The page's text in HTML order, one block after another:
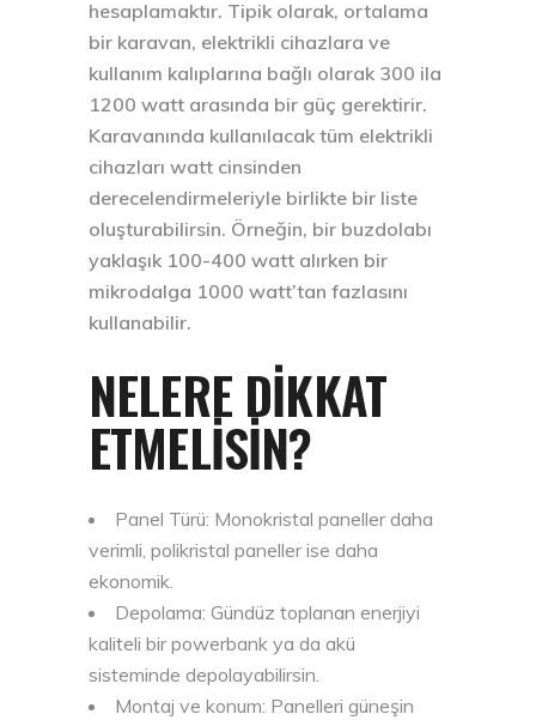
hesaplamaktır. Tipik olarak, ortalama
bir karavan, elektrikli cihazlara ve
kullanım kalıplarına bağlı olarak 300 ila
1200 watt arasında bir güç gerektirir.
Karavanında kullanılacak tüm elektrikli
cihazları watt cinsinden
derecelendirmeleriyle birlikte bir liste
oluşturabilirsin. Örneğin, bir buzdolabı
yaklaşık 100-400 watt alırken bir
mikrodalga 1000 watt’tan fazlasını
kullanabilir.
NELERE DIKKAT
ETMELISIN?
Panel Türü: Monokristal paneller daha
verimli, polikristal paneller ise daha
ekonomik.
Depolama: Gündüz toplanan enerjiyi
kaliteli bir powerbank ya da akü
sisteminde depolayabilirsin.
Montaj ve konum: Panelleri güneşin